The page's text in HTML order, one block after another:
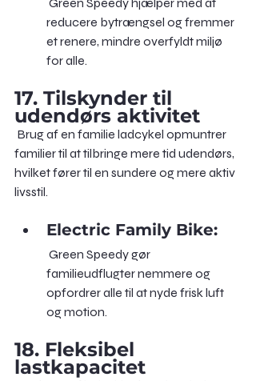
reducere bytrængsel og fremmer
et renere, mindre overfyldt miljø
for alle.
17. Tilskynder til
udendørs aktivitet
familier til at tilbringe mere tid udendørs,
hvilket fører til en sundere og mere aktiv
livsstil.
Electric Family Bike:
familieudflugter nemmere og
opfordrer alle til at nyde frisk luft
og motion.
18. Fleksibel
lastkapacitet